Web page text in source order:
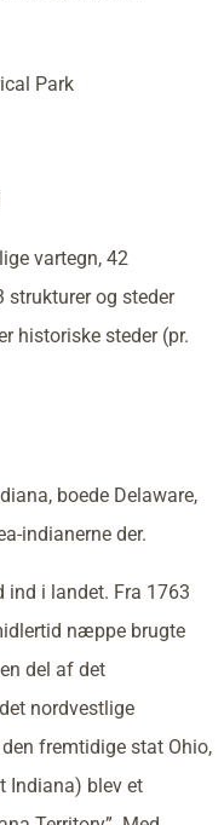
Park
vartegn, 42
strukturer og steder
historiske steder (pr.
boede Delaware,
indianerne der.
ind i landet. Fra 1763
næppe brugte
del af det
nordvestlige
fremtidige stat Ohio,
Indiana) blev et